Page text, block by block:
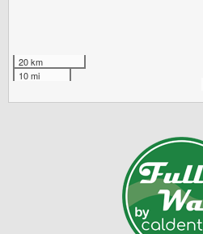
20 km
10 mi